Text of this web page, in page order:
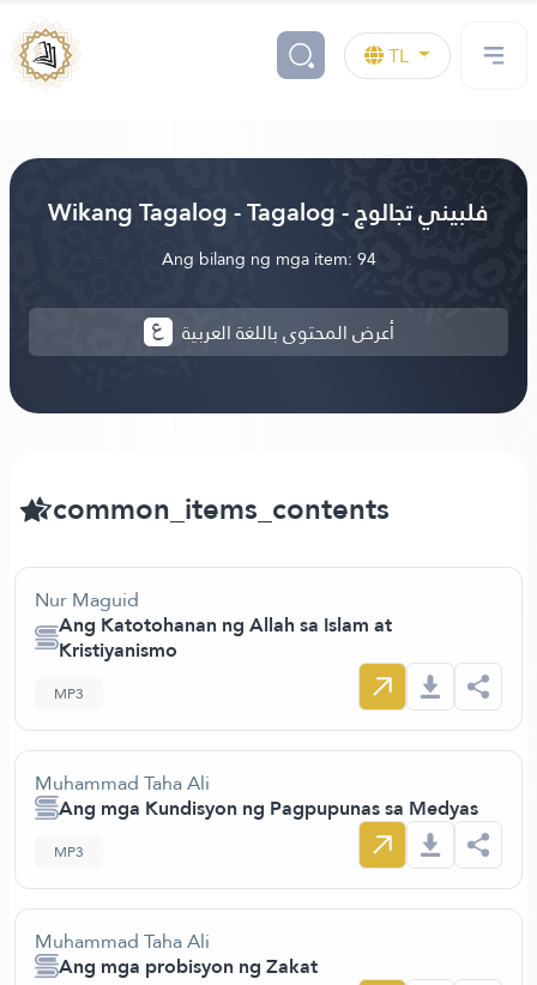
TL
Wikang Tagalog - Tagalog - فلبيني تجالوج
Ang bilang ng mga item: 94
أعرض المحتوى باللغة العربية
common_items_contents
Nur Maguid
Ang Katotohanan ng Allah sa Islam at
Kristiyanismo
MP3
Muhammad Taha Ali
Ang mga Kundisyon ng Pagpupunas sa Medyas
MP3
Muhammad Taha Ali
Ang mga probisyon ng Zakat